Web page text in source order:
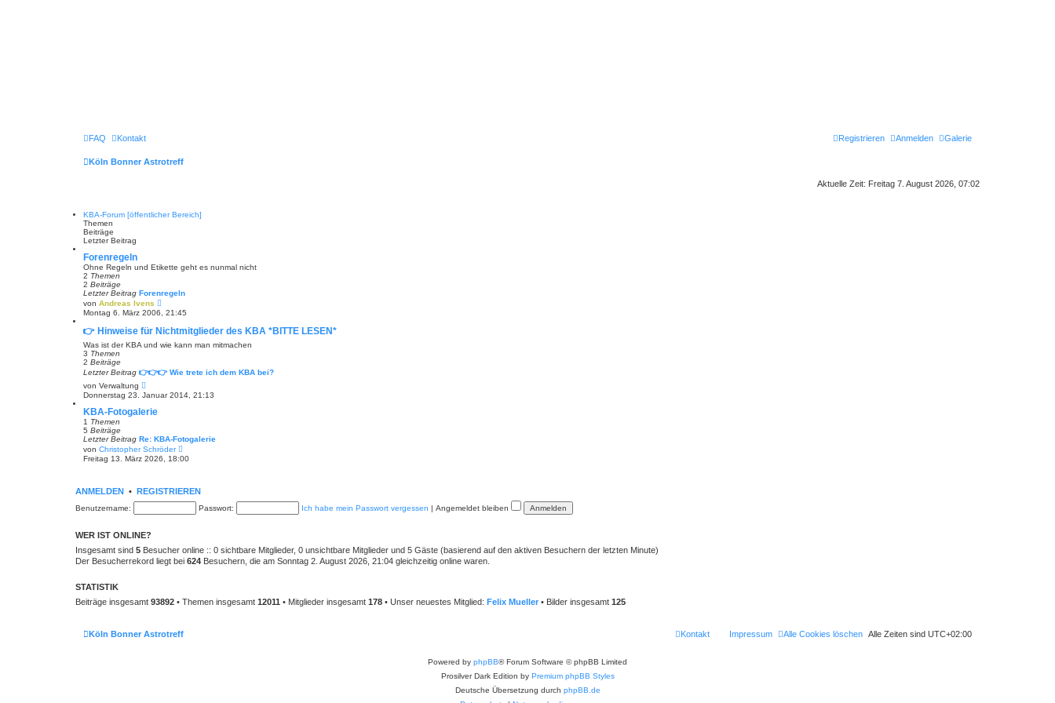
Galerie
FAQ Kontakt Anmelden
Registrieren
Köln Bonner Astrotreff
Aktuelle Zeit: Freitag 7. August 2026, 07:02
KBA-Forum [öffentlicher Bereich]
Themen
Beiträge
Letzter Beitrag
Forenregeln
Ohne Regeln und Etikette geht es nunmal nicht
2 Themen
2 Beiträge
Letzter Beitrag Forenregeln
von Andreas Ivens
u
e
s
t
B
e
t
Montag 6. März 2006, 21:45
👉 Hinweise für Nichtmitglieder des KBA *BITTE LESEN*
Was ist der KBA und wie kann man mitmachen
3 Themen
2 Beiträge
Letzter Beitrag 👉👉👉 Wie trete ich dem KBA bei?
von Verwaltung
e
u
e
s
r
B
e
r
a
g
Donnerstag 23. Januar 2014, 21:13
KBA-Fotogalerie
1 Themen
5 Beiträge
Letzter Beitrag Re: KBA-Fotogalerie
von Christopher Schröder
e
u
t
B
r
a
Freitag 13. März 2026, 18:00
ANMELDEN • REGISTRIEREN
Benutzername: Passwort: Ich habe mein Passwort vergessen | Angemeldet bleiben
WER IST ONLINE?
Insgesamt sind 5 Besucher online :: 0 sichtbare Mitglieder, 0 unsichtbare Mitglieder und 5 Gäste (basierend auf den aktiven Besuchern der letzten Minute)
Der Besucherrekord liegt bei 624 Besuchern, die am Sonntag 2. August 2026, 21:04 gleichzeitig online waren.
STATISTIK
Beiträge insgesamt 93892 • Themen insgesamt 12011 • Mitglieder insgesamt 178 • Unser neuestes Mitglied: Felix Mueller • Bilder insgesamt 125
Köln Bonner Astrotreff Alle Zeiten sind UTC+02:00
Alle Cookies löschen
Impressum
Kontakt
Powered by phpBB® Forum Software © phpBB Limited
Prosilver Dark Edition by Premium phpBB Styles
Deutsche Übersetzung durch phpBB.de